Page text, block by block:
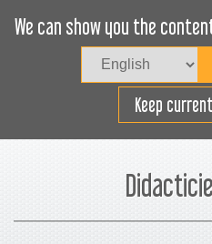
We can show you the
Keep
Planifier